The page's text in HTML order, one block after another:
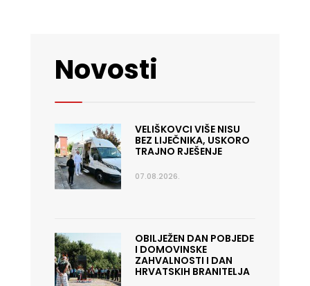
Novosti
VELIŠKOVCI VIŠE NISU
BEZ LIJEČNIKA, USKORO
TRAJNO RJEŠENJE
07.08.2026.
OBILJEŽEN DAN POBJEDE
I DOMOVINSKE
ZAHVALNOSTI I DAN
HRVATSKIH BRANITELJA